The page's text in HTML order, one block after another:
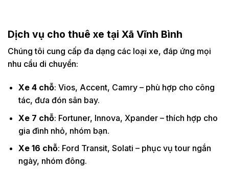
Dịch vụ cho thuê xe tại Xã Vĩnh Bình
Chúng tôi cung cấp đa dạng các loại xe, đáp ứng mọi
nhu cầu di chuyển:
Xe 4 chỗ: Vios, Accent, Camry – phù hợp cho công
tác, đưa đón sân bay.
Xe 7 chỗ: Fortuner, Innova, Xpander – thích hợp cho
gia đình nhỏ, nhóm bạn.
Xe 16 chỗ: Ford Transit, Solati – phục vụ tour ngắn
ngày, nhóm đông.